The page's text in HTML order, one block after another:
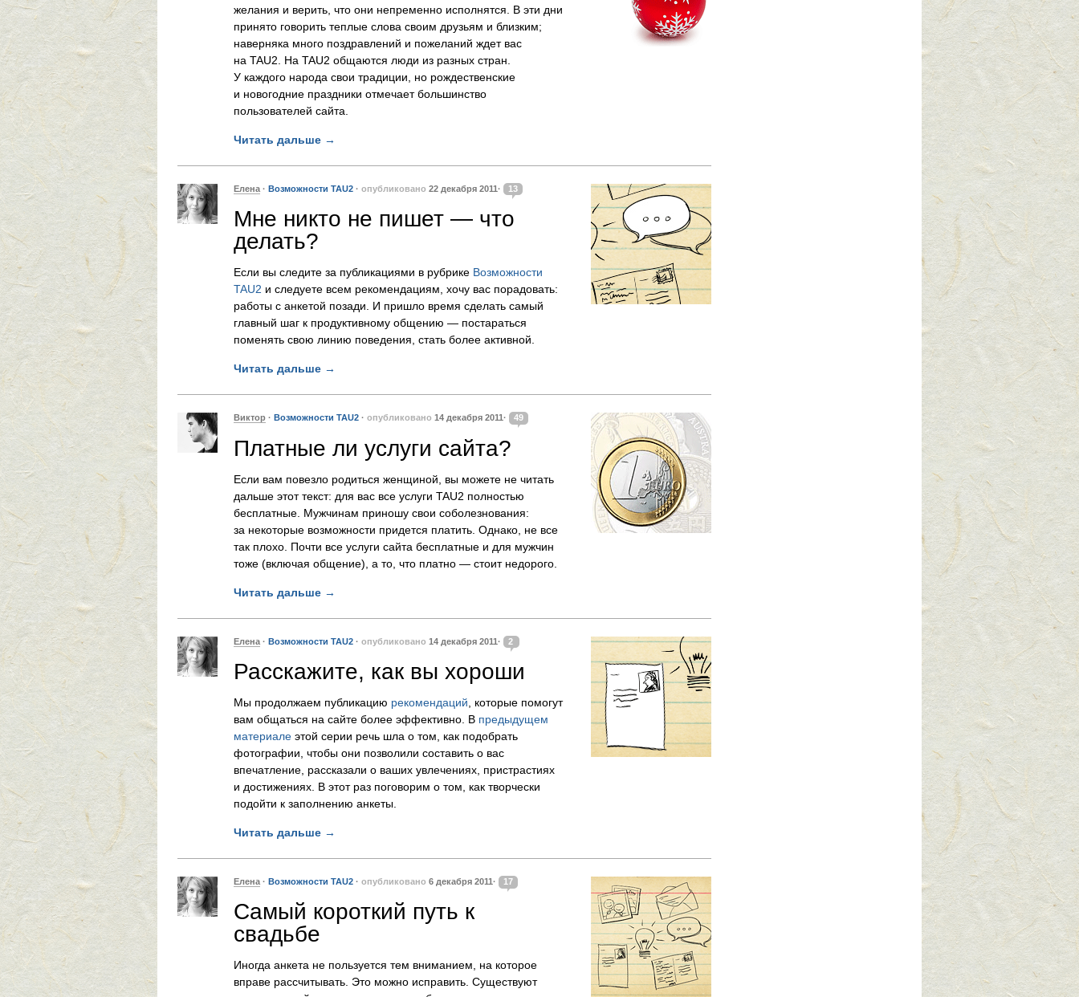
желания и верить, что они непременно исполнятся. В эти дни
принято говорить теплые слова своим друзьям и близким;
наверняка много поздравлений и пожеланий ждет вас
на TAU2. На TAU2 общаются люди из разных стран.
У каждого народа свои традиции, но рождественские
и новогодние праздники отмечает большинство
пользователей сайта.
Читать дальше →
Елена · Возможности TAU2 · опубликовано 22 декабря 2011· 13
Мне никто не пишет — что
делать?
Если вы следите за публикациями в рубрике Возможности
TAU2 и следуете всем рекомендациям, хочу вас порадовать:
работы с анкетой позади. И пришло время сделать самый
главный шаг к продуктивному общению — постараться
поменять свою линию поведения, стать более активной.
Читать дальше →
Виктор · Возможности TAU2 · опубликовано 14 декабря 2011· 49
Платные ли услуги сайта?
Если вам повезло родиться женщиной, вы можете не читать
дальше этот текст: для вас все услуги TAU2 полностью
бесплатные. Мужчинам приношу свои соболезнования:
за некоторые возможности придется платить. Однако, не все
так плохо. Почти все услуги сайта бесплатные и для мужчин
тоже (включая общение), а то, что платно — стоит недорого.
Читать дальше →
Елена · Возможности TAU2 · опубликовано 14 декабря 2011· 2
Расскажите, как вы хороши
Мы продолжаем публикацию рекомендаций , которые помогут
вам общаться на сайте более эффективно. В предыдущем
материале этой серии речь шла о том, как подобрать
фотографии, чтобы они позволили составить о вас
впечатление, рассказали о ваших увлечениях, пристрастиях
и достижениях. В этот раз поговорим о том, как творчески
подойти к заполнению анкеты.
Читать дальше →
Елена · Возможности TAU2 · опубликовано 6 декабря 2011· 17
Самый короткий путь к
свадьбе
Иногда анкета не пользуется тем вниманием, на которое
вправе рассчитывать. Это можно исправить. Существуют